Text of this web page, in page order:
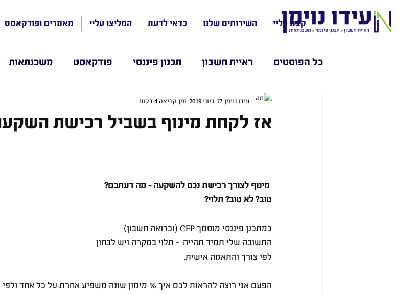
קצת עליי השירותים שלנו כדאי לדעת המליצו עליי מאמרים ופודקאסט
כל הפוסטים ראיית חשבון תכנון פיננסי פודקאסט משכנתאות
אז לקחת מינוף בשביל רכישת
עידו נוימן 17 ביוני 2019 זמן קריאה 4 דקות
מינוף לצורך רכישת נכס להשקעה - מה דעתכם?
טוב? לא טוב? תלוי?
כמתכנן פיננסי מוסמך CFP (וכרואה חשבון)
התשובה שלי תמיד תהייה  - תלוי במקרה ויש לבחון
לפי צורך והתאמה אישית.
הפעם אני רוצה להראות לכם איך % מימון שונה משפיע אחרת על כל אחד